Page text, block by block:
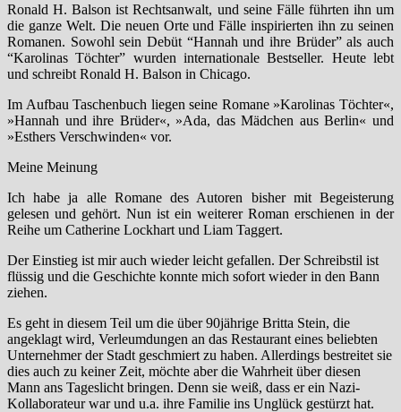
Ronald H. Balson ist Rechtsanwalt, und seine Fälle führten ihn um
die ganze Welt. Die neuen Orte und Fälle inspirierten ihn zu seinen
Romanen. Sowohl sein Debüt “Hannah und ihre Brüder” als auch
“Karolinas Töchter” wurden internationale Bestseller. Heute lebt
und schreibt Ronald H. Balson in Chicago.
Im Aufbau Taschenbuch liegen seine Romane »Karolinas Töchter«,
»Hannah und ihre Brüder«, »Ada, das Mädchen aus Berlin« und
»Esthers Verschwinden« vor.
Meine Meinung
Ich habe ja alle Romane des Autoren bisher mit Begeisterung
gelesen und gehört. Nun ist ein weiterer Roman erschienen in der
Reihe um Catherine Lockhart und Liam Taggert.
Der Einstieg ist mir auch wieder leicht gefallen. Der Schreibstil ist
flüssig und die Geschichte konnte mich sofort wieder in den Bann
ziehen.
Es geht in diesem Teil um die über 90jährige Britta Stein, die
angeklagt wird, Verleumdungen an das Restaurant eines beliebten
Unternehmer der Stadt geschmiert zu haben. Allerdings bestreitet sie
dies auch zu keiner Zeit, möchte aber die Wahrheit über diesen
Mann ans Tageslicht bringen. Denn sie weiß, dass er ein Nazi-
Kollaborateur war und u.a. ihre Familie ins Unglück gestürzt hat.